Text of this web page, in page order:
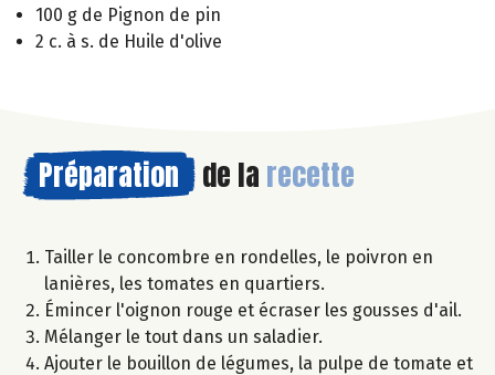
100 g de Pignon de pin
2 c. à s. de Huile d'olive
Préparation de la recette
Tailler le concombre en rondelles, le poivron en
lanières, les tomates en quartiers.
Émincer l'oignon rouge et écraser les gousses d'ail.
Mélanger le tout dans un saladier.
Ajouter le bouillon de légumes, la pulpe de tomate et